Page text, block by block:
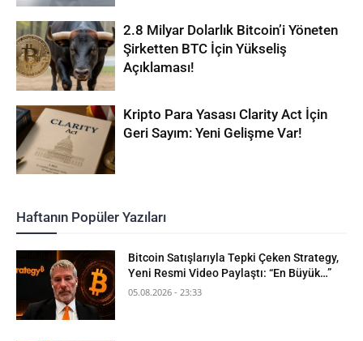
2.8 Milyar Dolarlık Bitcoin’i Yöneten
Şirketten BTC İçin Yükseliş
Açıklaması!
Kripto Para Yasası Clarity Act İçin
Geri Sayım: Yeni Gelişme Var!
Haftanın Popüler Yazıları
Bitcoin Satışlarıyla Tepki Çeken Strategy,
Yeni Resmi Video Paylaştı: “En Büyük…”
05.08.2026 - 23:33